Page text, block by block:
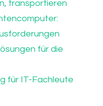
transportieren
für die
für IT-Fachleute